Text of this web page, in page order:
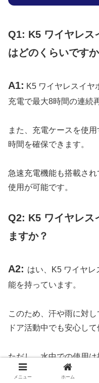
Q1: K5 ワイヤレス
はどのくらいです
A1: K5 ワイヤレスイヤ
充電で最大8時間の連続
また、充電ケースを使
時間を確保できます。
急速充電機能も搭載さ
使用が可能です。
Q2: K5 ワイヤレス
ますか？
A2: はい、K5 ワイヤ
能を持っています。
このため、汗や雨に対
ドア活動中でも安心して
ただし、水中での使用
泳ぐ際には使用しないで
メニュー ホーム